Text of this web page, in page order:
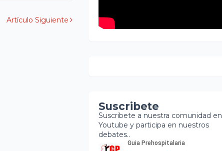
Artículo Siguiente
Suscribete
Suscribete a nuestra comunidad en
Youtube y participa en nuestros
debates..